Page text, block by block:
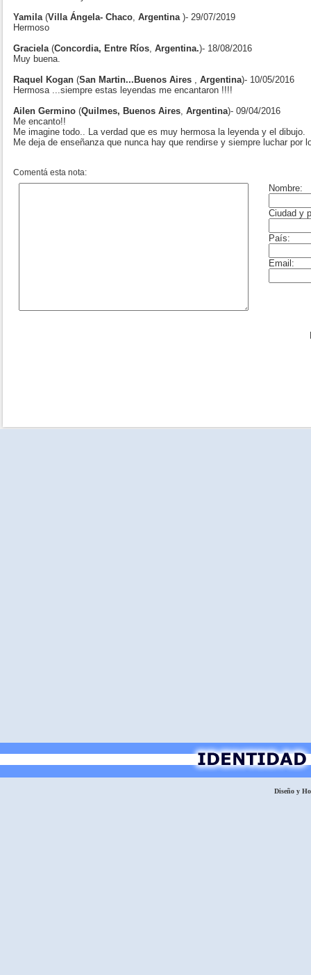
Yamila (Villa Ángela- Chaco, Argentina )- 29/07/2019
Hermoso
Graciela (Concordia, Entre Ríos, Argentina.)- 18/08/2016
Muy buena.
Raquel Kogan (San Martin...Buenos Aires , Argentina)- 10/05/2016
Hermosa ...siempre estas leyendas me encantaron !!!!
Ailen Germino (Quilmes, Buenos Aires, Argentina)- 09/04/2016
Me encanto!!
Me imagine todo.. La verdad que es muy hermosa la leyenda y el dibujo.
Me deja de enseñanza que nunca hay que rendirse y siempre luchar por
Comentá esta nota:
Diseño y